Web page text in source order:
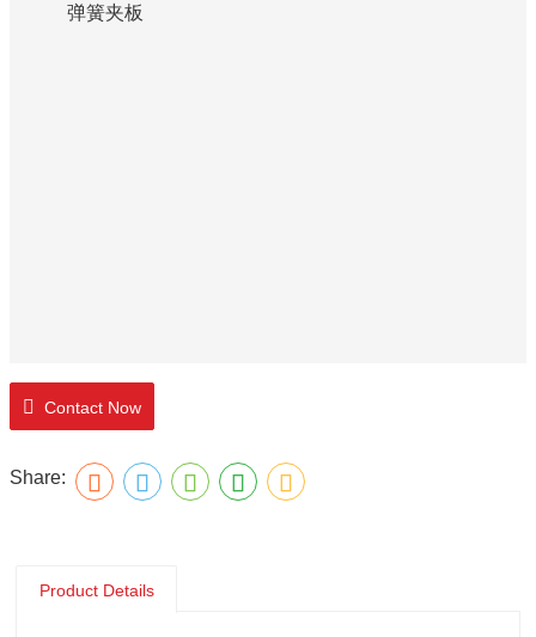
弹簧夹板
Contact Now
Share:
Product Details